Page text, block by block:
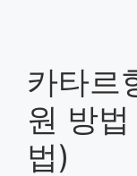
카타르
원 방
법)